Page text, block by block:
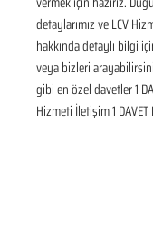
detaylarımız ve LCV
hakkında detaylı bilgi
veya bizleri
gibi en özel davetler 1
Hizmeti İletişim 1 DAVET